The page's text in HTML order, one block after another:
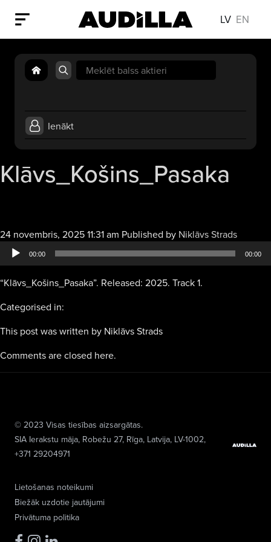
LV EN
Search
for:
Ienākt
Klāvs_Košins_Pasaka
24 novembris, 2025 11:31 am Published by Niklāvs StradsAudio
00:00 00:00
“Klāvs_Košins_Pasaka”. Released: 2025. Track 1.
Categorised in:
This post was written by Niklāvs Strads
Comments are closed here.
Lietošanas noteikumi
Biežāk uzdotie jautājumi
Privātuma politika
© 2023 Visas tiesības aizsargātas.
SIA Ierakstu māja, Robežu 27, Rīga, Latvija, LV-1002,
+371 29204971